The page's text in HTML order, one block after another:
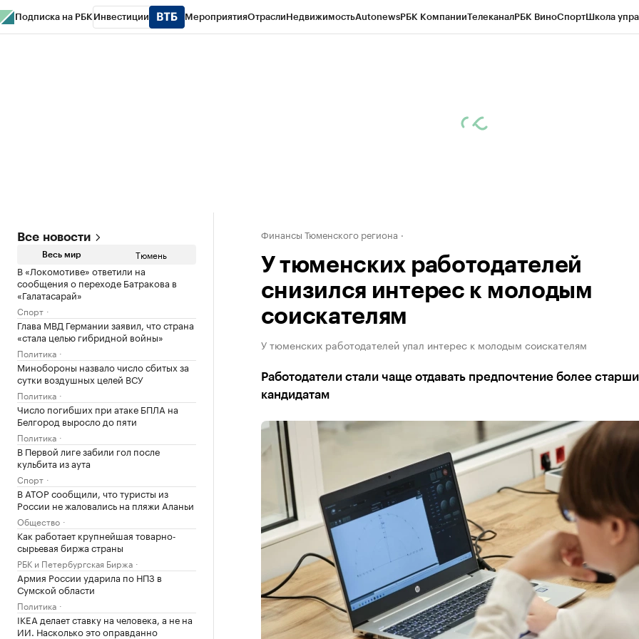
Подписка на РБК Инвестиции МероприятияОтраслиНедвижимостьAutonewsРБК КомпанииТелеканалРБК ВиноСпортШкола
Все новости
Весь мир Тюмень
В «Локомотиве» ответили на
сообщения о переходе Батракова в
«Галатасарай»
Спорт
Глава МВД Германии заявил, что страна
«стала целью гибридной войны»
Политика
Минобороны назвало число сбитых за
сутки воздушных целей ВСУ
Политика
Число погибших при атаке БПЛА на
Белгород выросло до пяти
Политика
В Первой лиге забили гол после
кульбита из аута
Спорт
В АТОР сообщили, что туристы из
России не жаловались на пляжи Аланьи
Общество
Как работает крупнейшая товарно-
сырьевая биржа страны
РБК и Петербургская Биржа
Армия России ударила по НПЗ в
Сумской области
Политика
IKEA делает ставку на человека, а не на
ИИ. Насколько это оправданно
Финансы Тюменского региона
У тюменских работодателей
снизился интерес к молодым
соискателям
У тюменских работодателей упал интерес к молодым соискателям
Работодатели стали чаще отдавать предпочтение более
кандидатам